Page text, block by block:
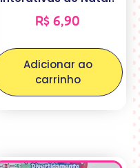
R$ 6,90
Adicionar ao
carrinho